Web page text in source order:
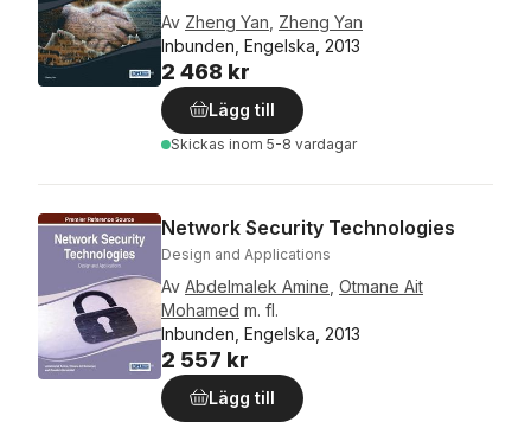
Av Zheng Yan Zheng Yan
Inbunden, Engelska, 2013
2 468 kr
Lägg till
Skickas inom 5-8 vardagar
Network Security Technologies
Design and Applications
Av Abdelmalek Amine Otmane Ait
Mohamed m. fl.
Inbunden, Engelska, 2013
2 557 kr
Lägg till